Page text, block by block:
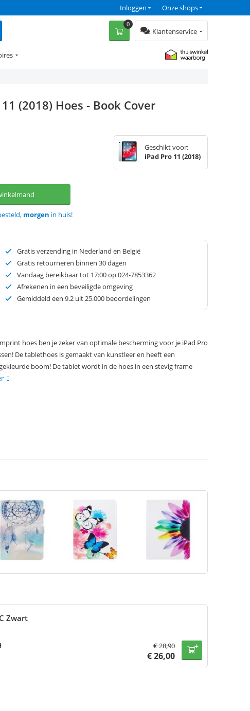
Onze shops
Inloggen
Klantenservice
0
(2018) Hoes - Book Cover
Geschikt voor:
iPad Pro 11 (2018)
morgen in huis!
Gratis verzending in Nederland en België
Gratis retourneren binnen 30 dagen
Vandaag bereikbaar tot 17:00 op 024-7853362
Afrekenen in een beveiligde omgeving
Gemiddeld een 9.2 uit 25.000 beoordelingen
hoes ben je zeker van optimale bescherming voor je iPad Pro
De tablethoes is gemaakt van kunstleer en heeft een
boom! De tablet wordt in de hoes in een stevig frame
Zwart
€28,90
€26,00